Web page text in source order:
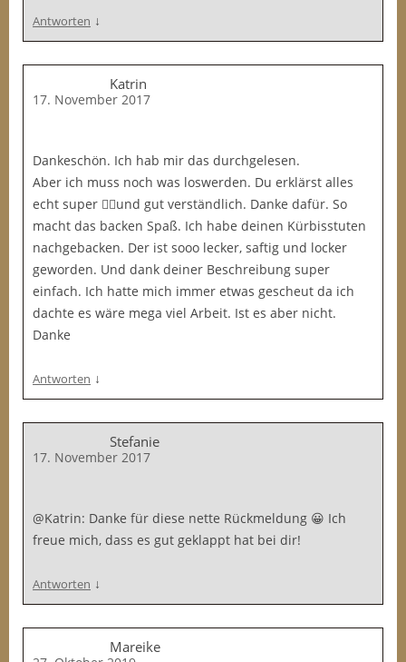
Antworten ↓
Katrin
17. November 2017
Dankeschön. Ich hab mir das durchgelesen.
Aber ich muss noch was loswerden. Du erklärst alles
echt super 👍🏼und gut verständlich. Danke dafür. So
macht das backen Spaß. Ich habe deinen Kürbisstuten
nachgebacken. Der ist sooo lecker, saftig und locker
geworden. Und dank deiner Beschreibung super
einfach. Ich hatte mich immer etwas gescheut da ich
dachte es wäre mega viel Arbeit. Ist es aber nicht.
Danke
Antworten ↓
Stefanie
17. November 2017
@Katrin: Danke für diese nette Rückmeldung 😀 Ich
freue mich, dass es gut geklappt hat bei dir!
Antworten ↓
Mareike